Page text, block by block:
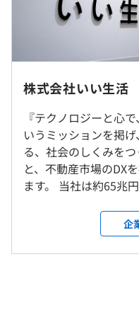
とを大切に、ユニーク
創りに力を注いでおりま
■いい生活 賃貸管理ク
■いい生活Home/
■いい生活 売買クラウド
■いい生活ウェブサイト
■いい生活 賃貸クラウド
【スキルアップ・キャ
＜雇入時＞
東京本社
＜変更範囲＞
会社の定める場所
受動喫煙防止措置に関す
屋内原則禁煙（喫煙専
し）
東京メトロ日比谷線 「
休憩時間：60分
平均残業時間：平均17.7
・完全週休2日制（土・
・祝日
・夏季休暇（3日）
・特別（慶弔）休暇
・有給看護休暇（年間6
2年度前 男性12人 女性
3年度前 男性16人 女性
研修の有無及び内容
新入社員研修
ITSM研修
セキュリティ研修
パワーハラスメント防止
セクシャル・ハラスメ
インサイダー取引防止研
株式会社いい生活
『テクノロジーと心
いうミッションを掲
る、社会のしくみを
と、不動産市場のDX
ます。 当社は約65兆円という巨大な不動産市場のIT
スしたVertical SaaS
2000年にゴールドマ
創業し、主に不動産
企